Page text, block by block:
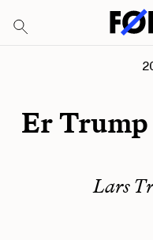
Er Trump
Lars